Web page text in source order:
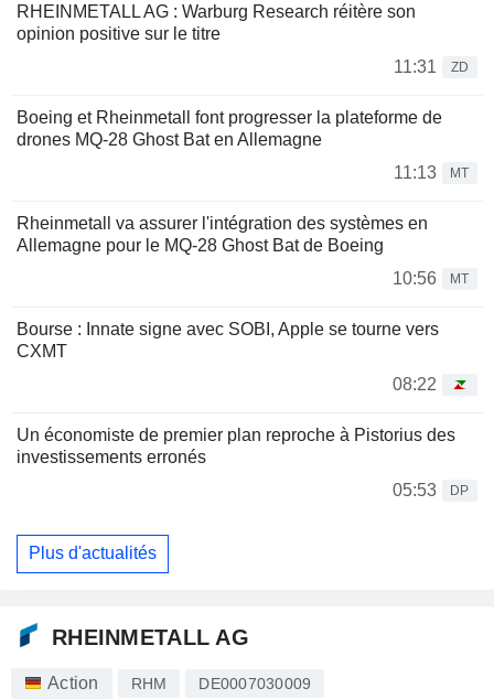
RHEINMETALL AG : Warburg Research réitère son
opinion positive sur le titre
11:31
ZD
Boeing et Rheinmetall font progresser la plateforme de
drones MQ-28 Ghost Bat en Allemagne
11:13
MT
Rheinmetall va assurer l'intégration des systèmes en
Allemagne pour le MQ-28 Ghost Bat de Boeing
10:56
MT
Bourse : Innate signe avec SOBI, Apple se tourne vers
CXMT
08:22
Un économiste de premier plan reproche à Pistorius des
investissements erronés
05:53
DP
Plus d'actualités
RHEINMETALL AG
Action RHM DE0007030009